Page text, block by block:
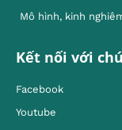
Mô hình, kinh
Kết nối với
Facebook
Youtube